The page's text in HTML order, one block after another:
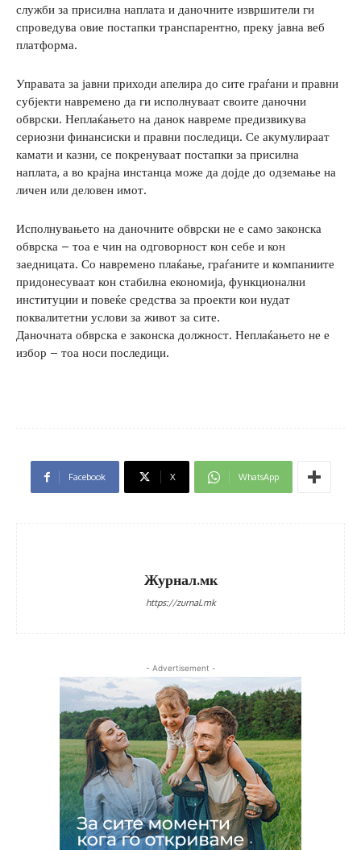
служби за присилна наплата и даночните извршители ги
спроведува овие постапки транспарентно, преку јавна веб
платформа.
Управата за јавни приходи апелира до сите граѓани и правни
субјекти навремено да ги исполнуваат своите даночни
обврски. Неплаќањето на данок навреме предизвикува
сериозни финансиски и правни последици. Се акумулираат
камати и казни, се покренуваат постапки за присилна
наплата, а во крајна инстанца може да дојде до одземање на
личен или деловен имот.
Исполнувањето на даночните обврски не е само законска
обврска – тоа е чин на одговорност кон себе и кон
заедницата. Со навремено плаќање, граѓаните и компаниите
придонесуваат кон стабилна економија, функционални
институции и повеќе средства за проекти кои нудат
поквалитетни услови за живот за сите.
Даночната обврска е законска должност. Неплаќањето не е
избор – тоа носи последици.
Facebook X WhatsApp
Журнал.мк
https://zurnal.mk
- Advertisement -